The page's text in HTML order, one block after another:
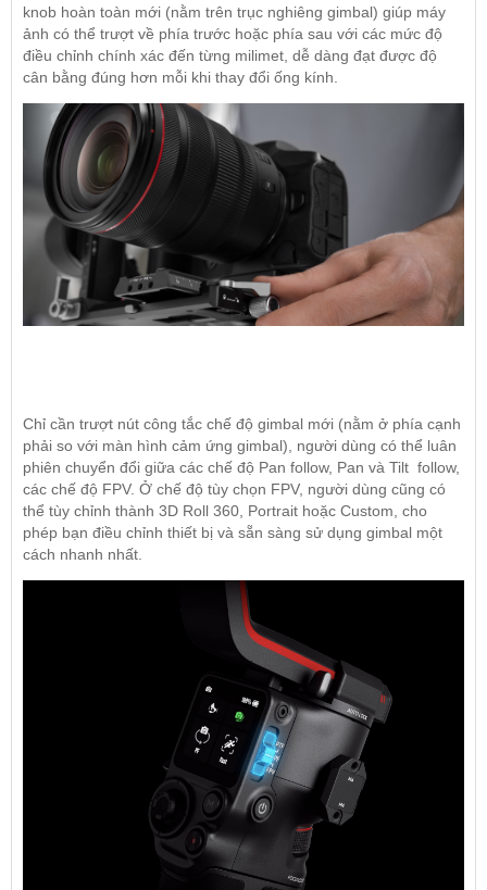
knob hoàn toàn mới (nằm trên trục nghiêng gimbal) giúp máy
ảnh có thể trượt về phía trước hoặc phía sau với các mức độ
điều chỉnh chính xác đến từng milimet, dễ dàng đạt được độ
cân bằng đúng hơn mỗi khi thay đổi ống kính.
Chỉ cần trượt nút công tắc chế độ gimbal mới (nằm ở phía cạnh
phải so với màn hình cảm ứng gimbal), người dùng có thể luân
phiên chuyển đổi giữa các chế độ Pan follow, Pan và Tilt follow,
các chế độ FPV. Ở chế độ tùy chọn FPV, người dùng cũng có
thể tùy chỉnh thành 3D Roll 360, Portrait hoặc Custom, cho
phép bạn điều chỉnh thiết bị và sẵn sàng sử dụng gimbal một
cách nhanh nhất.